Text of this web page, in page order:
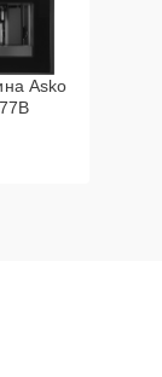
Asko